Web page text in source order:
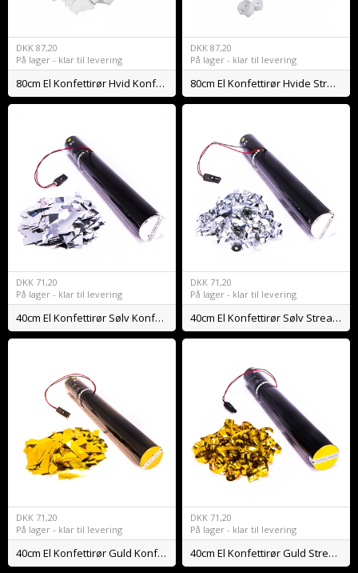
DKK 87,20
På lager - klar til levering
80cm El Konfettirør Hvid Konfetti BIO
DKK 87,20
På lager - klar til levering
80cm El Konfettirør Hvide Streamers BIO
DKK 71,20
På lager - klar til levering
40cm El Konfettirør Sølv Konfetti
DKK 71,20
På lager - klar til levering
40cm El Konfettirør Sølv Streamers
DKK 71,20
På lager - klar til levering
40cm El Konfettirør Guld Konfetti
DKK 71,20
På lager - klar til levering
40cm El Konfettirør Guld Streamers